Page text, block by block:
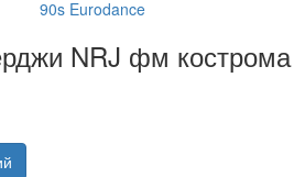
90s Eurodance
NRJ фм кострома